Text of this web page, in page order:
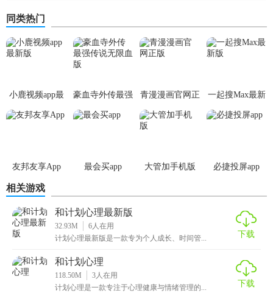
3. 情绪管理：通过情绪日记记录每日心情变化，提供情绪分
析建议，帮助用户识别并管理自身情绪，提升情绪稳定性。
【和计划心理最新版内容】
1. 个性化成长计划：根据用户需求和偏好，生成专属的成长
2. 丰富的心理资源：提供心理健康文章、视频教程、冥想音
3. 社区互动：加入成长社群，与其他用户分享经验、互相激
励，共同提升自我。
【和计划心理最新版用法】
1. 注册登录：下载应用后，使用手机号或邮箱注册账号并登
录。
2. 设置目标：在首页点击“添加目标”，选择目标类别并填写具
同类热门
小鹿视频app最
新版
豪血寺外传最强
传说无限血版
青漫漫画官网正
版
一起搜Max最新
版
友邦友享App 最会买app 大管加手机版 必捷投屏app
相关游戏
和计划心理最新版
32.93M 6人在用
计划心理最新版是一款专为个人成长、时间管...
下载
和计划心理
118.50M 3人在用
计划心理是一款专注于心理健康与情绪管理的...
下载